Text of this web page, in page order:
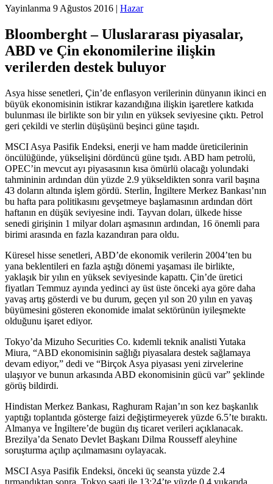
Yayinlanma 9 Ağustos 2016 | Hazar
Bloomberght – Uluslararası piyasalar,
ABD ve Çin ekonomilerine ilişkin
verilerden destek buluyor
Asya hisse senetleri, Çin’de enflasyon verilerinin dünyanın ikinci en
büyük ekonomisinin istikrar kazandığına ilişkin işaretlere katkıda
bulunması ile birlikte son bir yılın en yüksek seviyesine çıktı. Petrol
geri çekildi ve sterlin düşüşünü beşinci güne taşıdı.
MSCI Asya Pasifik Endeksi, enerji ve ham madde üreticilerinin
öncülüğünde, yükselişini dördüncü güne tşıdı. ABD ham petrolü,
OPEC’in mevcut ayı piyasasının kısa ömürlü olacağı yolundaki
tahmininin ardından dün yüzde 2.9 yükseldikten sonra varil başına
43 doların altında işlem gördü. Sterlin, İngiltere Merkez Bankası’nın
bu hafta para politikasını gevşetmeye başlamasının ardından dört
haftanın en düşük seviyesine indi. Tayvan doları, ülkede hisse
senedi girişinin 1 milyar doları aşmasının ardından, 16 önemli para
birimi arasında en fazla kazandıran para oldu.
Küresel hisse senetleri, ABD’de ekonomik verilerin 2004’ten bu
yana beklentileri en fazla aştığı dönemi yaşaması ile birlikte,
yaklaşık bir yılın en yüksek seviyesinde kapattı. Çin’de üretici
fiyatları Temmuz ayında yedinci ay üst üste önceki aya göre daha
yavaş artış gösterdi ve bu durum, geçen yıl son 20 yılın en yavaş
büyümesini gösteren ekonomide imalat sektörünün iyileşmekte
olduğunu işaret ediyor.
Tokyo’da Mizuho Securities Co. kıdemli teknik analisti Yutaka
Miura, “ABD ekonomisinin sağlığı piyasalara destek sağlamaya
devam ediyor,” dedi ve “Birçok Asya piyasası yeni zirvelerine
ulaşıyor ve bunun arkasında ABD ekonomisinin gücü var” şeklinde
görüş bildirdi.
Hindistan Merkez Bankası, Raghuram Rajan’ın son kez başkanlık
yaptığı toplantıda gösterge faizi değiştirmeyerek yüzde 6.5’te bıraktı.
Almanya ve İngiltere’de bugün dış ticaret verileri açıklanacak.
Brezilya’da Senato Devlet Başkanı Dilma Rousseff aleyhine
soruşturma açılıp açılmamasını oylayacak.
MSCI Asya Pasifik Endeksi, önceki üç seansta yüzde 2.4
tırmandıktan sonra, Tokyo saati ile 13:24’te yüzde 0.4 yukarıda